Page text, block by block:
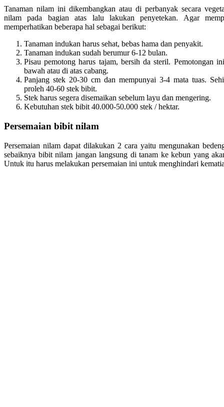
Tanaman nilam ini dikembangkan atau di perbanyak secara
nilam pada bagian atas lalu lakukan penyetekan. Agar
memperhatikan beberapa hal sebagai berikut:
Tanaman indukan harus sehat, bebas hama dan penyakit.
Tanaman indukan sudah berumur 6-12 bulan.
Pisau pemotong harus tajam, bersih da steril. Pemotongan
bawah atau di atas cabang.
Panjang stek 20-30 cm dan mempunyai 3-4 mata tuas.
proleh 40-60 stek bibit.
Stek harus segera disemaikan sebelum layu dan mengering.
Kebutuhan stek bibit 40.000-50.000 stek / hektar.
Persemaian bibit nilam
Persemaian nilam dapat dilakukan 2 cara yaitu mengunakan
sebaiknya bibit nilam jangan langsung di tanam ke kebun yang
Untuk itu harus melakukan persemaian ini untuk menghindari